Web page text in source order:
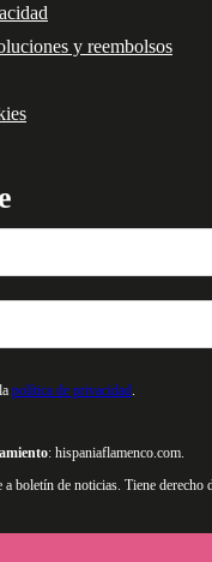
y reembolsos
política de privacidad
: hispaniaflamenco.com.
a boletín de noticias. Tiene